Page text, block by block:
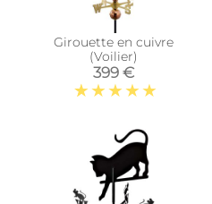
Girouette en cuivre
(Voilier)
399 €